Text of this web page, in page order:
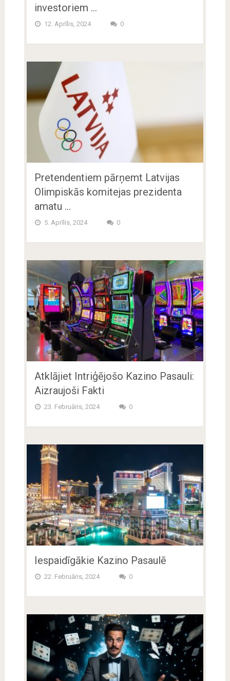
investoriem …
12. Aprīlis, 2024 0
Pretendentiem pārņemt Latvijas
Olimpiskās komitejas prezidenta
amatu …
5. Aprīlis, 2024 0
Atklājiet Intriģējošo Kazino Pasauli:
Aizraujoši Fakti
23. Februāris, 2024 0
Iespaidīgākie Kazino Pasaulē
22. Februāris, 2024 0